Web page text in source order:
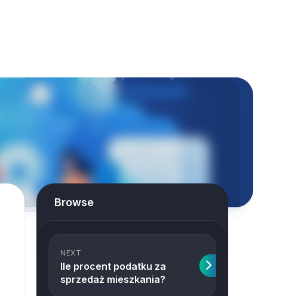
Browse
NEXT
Ile procent podatku za
sprzedaż mieszkania?